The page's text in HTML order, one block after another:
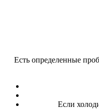
Есть определенные
Если